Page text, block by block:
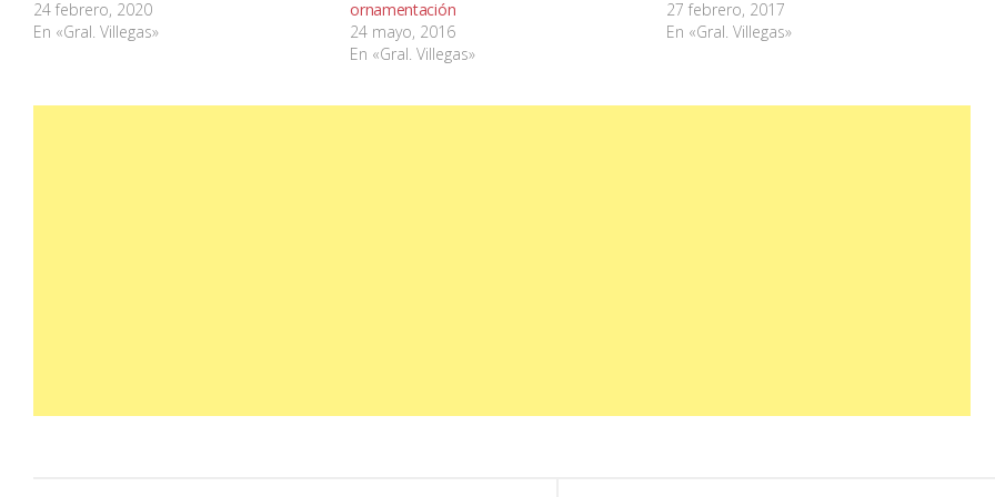
24 febrero, 2020
En «Gral. Villegas»
ornamentación
24 mayo, 2016
En «Gral. Villegas»
27 febrero, 2017
En «Gral. Villegas»